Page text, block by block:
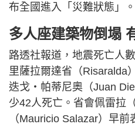
布全國進入「災難狀態」。
多人座建築物倒塌
路透社報道，地震死亡人
里薩拉爾達省（Risaralda
迭戈・帕蒂尼奧（Juan
少42人死亡。省會佩雷拉
（Mauricio Salazar）早